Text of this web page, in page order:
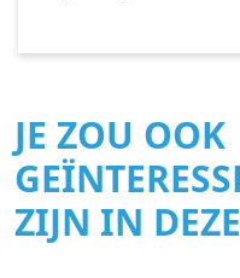
JE ZOU OOK
ZIJN IN